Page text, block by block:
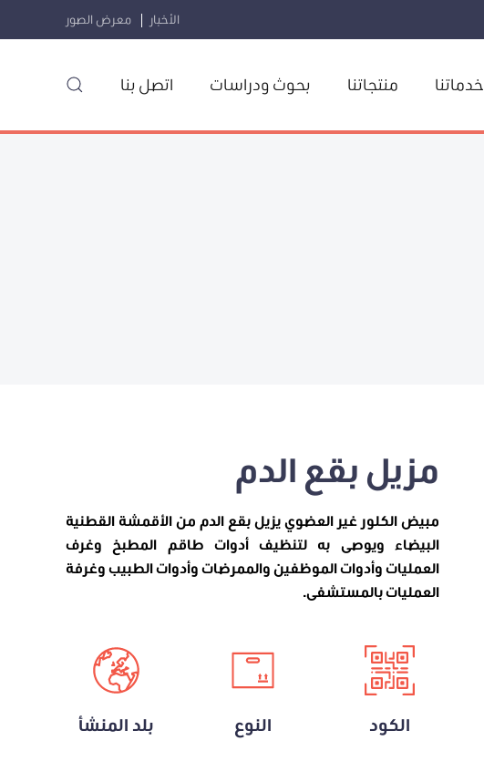
الأخبار معرض الصور
خدماتنا منتجاتنا بحوث ودراسات اتصل بنا
مزيل بقع الدم
مبيض الكلور غير العضوي يزيل بقع الدم من الأقمشة القطنية
البيضاء ويوصى به لتنظيف أدوات طاقم المطبخ وغرف
العمليات وأدوات الموظفين والممرضات وأدوات الطبيب وغرفة
العمليات بالمستشفى.
الكود النوع بلد المنشأ